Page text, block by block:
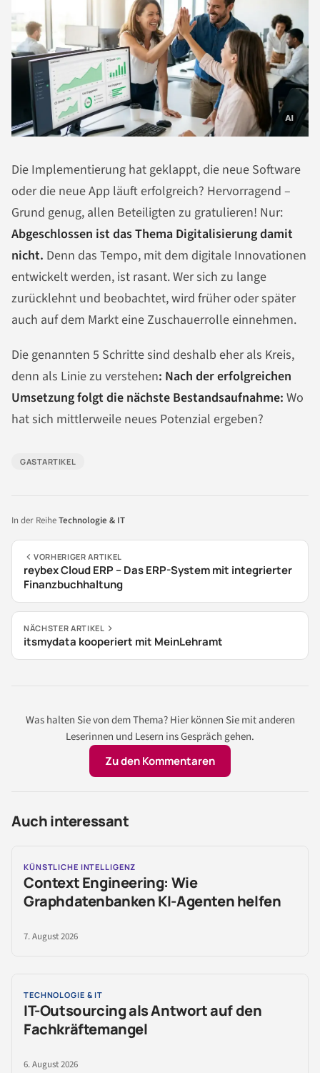
Die Implementierung hat geklappt, die neue Software
oder die neue App läuft erfolgreich? Hervorragend –
Grund genug, allen Beteiligten zu gratulieren! Nur:
Abgeschlossen ist das Thema Digitalisierung damit
nicht. Denn das Tempo, mit dem digitale Innovationen
entwickelt werden, ist rasant. Wer sich zu lange
zurücklehnt und beobachtet, wird früher oder später
auch auf dem Markt eine Zuschauerrolle einnehmen.
Die genannten 5 Schritte sind deshalb eher als Kreis,
denn als Linie zu verstehen: Nach der erfolgreichen
Umsetzung folgt die nächste Bestandsaufnahme: Wo
hat sich mittlerweile neues Potenzial ergeben?
GASTARTIKEL
In der ReiheTechnologie & IT
VORHERIGER ARTIKEL
reybex Cloud ERP – Das ERP-System mit integrierter
Finanzbuchhaltung
NÄCHSTER ARTIKEL
itsmydata kooperiert mit MeinLehramt
Was halten Sie von dem Thema? Hier können Sie mit anderen
Leserinnen und Lesern ins Gespräch gehen.
Zu den Kommentaren
Auch interessant
KÜNSTLICHE INTELLIGENZ
Context Engineering: Wie
Graphdatenbanken KI-Agenten helfen
7. August 2026
TECHNOLOGIE & IT
IT-Outsourcing als Antwort auf den
Fachkräftemangel
6. August 2026